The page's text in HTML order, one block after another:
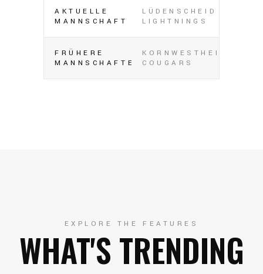
AKTUELLE
MANNSCHAFT
LÜDENSCHEID
LIGHTNINGS
FRÜHERE
MANNSCHAFTEN
KORNWESTHEIM
COUGARS
EXPLORE THE FEATURES
WHAT'S TRENDING